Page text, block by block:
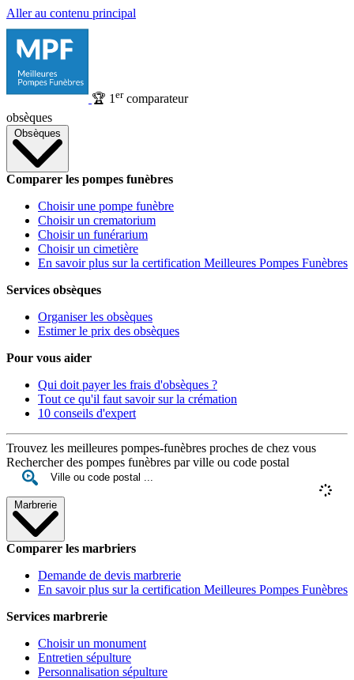
Aller au contenu principal
🏆 1 ercomparateur
obsèques
Obsèques
Comparer les pompes funèbres
Choisir une pompe funèbre
Choisir un crematorium
Choisir un funérarium
Choisir un cimetière
En savoir plus sur la certification Meilleures Pompes Funèbres
Services obsèques
Organiser les obsèques
Estimer le prix des obsèques
Pour vous aider
Qui doit payer les frais d'obsèques ?
Tout ce qu'il faut savoir sur la crémation
10 conseils d'expert
Trouvez les meilleures pompes-funèbres proches de chez vous
Rechercher des pompes funèbres par ville ou code postal
Marbrerie
Comparer les marbriers
Demande de devis marbrerie
En savoir plus sur la certification Meilleures Pompes Funèbres
Services marbrerie
Choisir un monument
Entretien sépulture
Personnalisation sépulture